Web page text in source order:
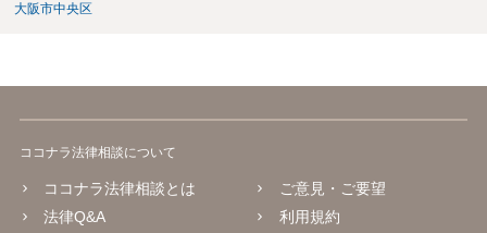
大阪市中央区
ココナラ法律相談について
ココナラ法律相談とは
法律Q&A
ご意見・ご要望
利用規約